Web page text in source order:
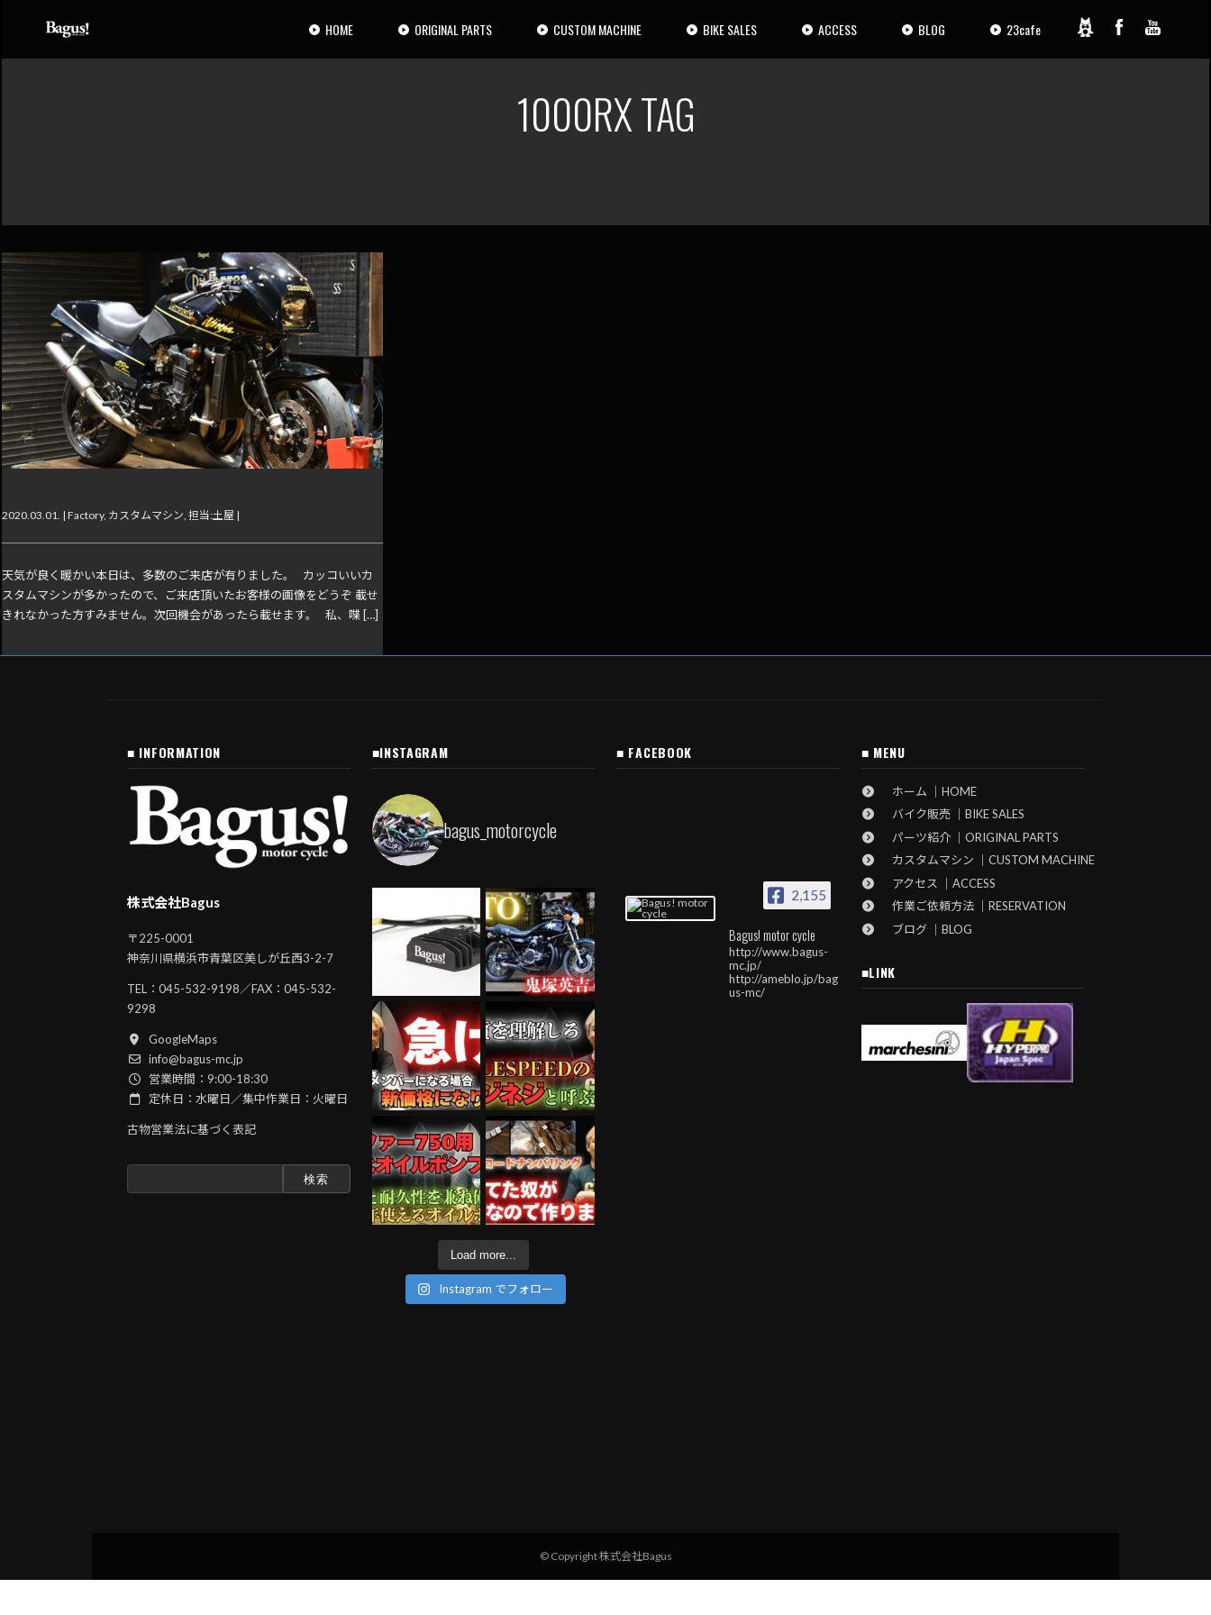
ン
ー
HOME ORIGINAL PARTS CUSTOM MACHINE BIKE SALES ACCESS BLOG 23cafe
1000RX TAG
2020.03.01. | Factory, カスタムマシン 担当:土屋 |
天気が良く暖かい本日は、多数のご来店が有りました。 カッコいいカ
スタムマシンが多かったので、ご来店頂いたお客様の画像をどうぞ 載せ
きれなかった方すみません。次回機会があったら載せます。 私、喋 […]
■ INFORMATION
株式会社Bagus
〒225-0001
神奈川県横浜市青葉区美しが丘西3-2-7
TEL： 045-532-9198／FAX：045-532-
9298
GoogleMaps
info@bagus-mc.jp
営業時間：9:00-18:30
定休日：水曜日／集中作業日：火曜日
古物営業法に基づく表記
■INSTAGRAM
bagus_motorcycle
Load more...
Instagram でフォロー
■ FACEBOOK
2,155
Bagus! motor cycle
http://www.bagus-
mc.jp/
http://ameblo.jp/bag
us-mc/
■ MENU
ホーム ｜HOME
バイク販売 ｜BIKE SALES
パーツ紹介 ｜ORIGINAL PARTS
カスタムマシン ｜CUSTOM MACHINE
アクセス ｜ACCESS
作業ご依頼方法 ｜RESERVATION
ブログ ｜BLOG
■LINK
© Copyright 株式会社Bagus